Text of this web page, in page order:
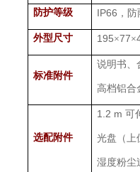
防护等级 IP66 ，
外型尺寸 195×77×
标准附件
说明书、
高档铝合
选配附件
1.2 m可
光盘（上
湿度粉尘